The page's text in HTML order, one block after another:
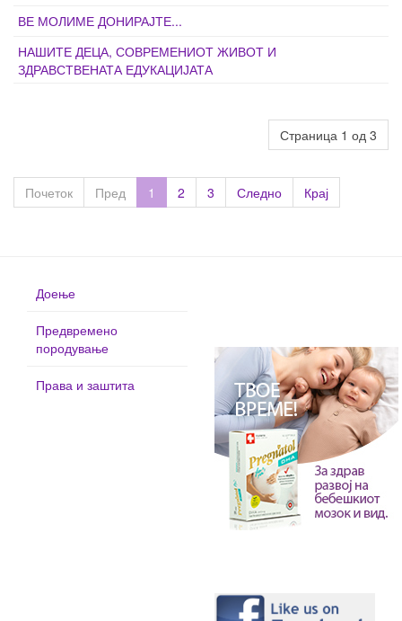
ВЕ МОЛИМЕ ДОНИРАЈТЕ...
НАШИТЕ ДЕЦА, СОВРЕМЕНИОТ ЖИВОТ И
ЗДРАВСТВЕНАТА ЕДУКАЦИЈАТА
Страница 1 од 3
Почеток Пред 1 2 3 Следно Крај
Доење
Предвремено
породување
Права и заштита